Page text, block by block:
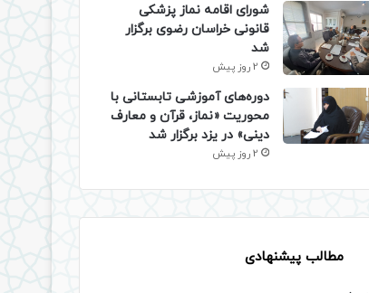
شورای اقامه نماز پزشکی
قانونی خراسان رضوی برگزار
شد
2 روز پیش
دوره‌های آموزشی تابستانی با
محوریت «نماز، قرآن و معارف
دینی» در یزد برگزار شد
2 روز پیش
مطالب پیشنهادی